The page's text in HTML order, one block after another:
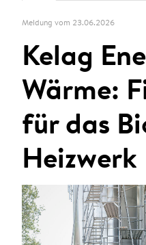
Downloads
Kontakt
ANMELDEN
automatisch per E-Mail
Zum Presseverteiler
Meldung vom 23.06.2026
Kelag
Wärme:
für das